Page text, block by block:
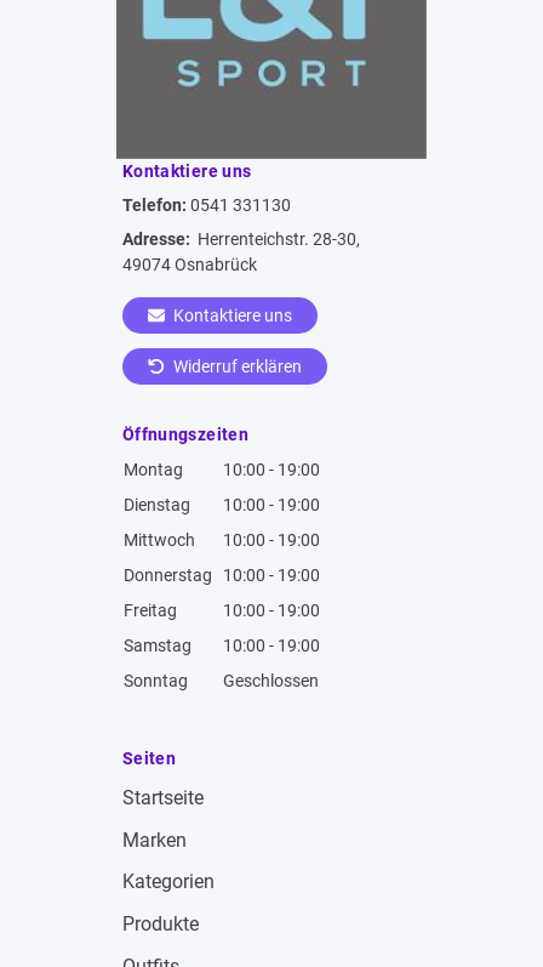
Kontaktiere uns
Telefon: 0541 331130
Adresse: Herrenteichstr. 28-30,
49074 Osnabrück
Kontaktiere uns
Widerruf erklären
Öffnungszeiten
Montag
10:00 - 19:00
Dienstag
10:00 - 19:00
Mittwoch
10:00 - 19:00
Donnerstag
10:00 - 19:00
Freitag
10:00 - 19:00
Samstag
10:00 - 19:00
Sonntag
Geschlossen
Seiten
Startseite
Marken
Kategorien
Produkte